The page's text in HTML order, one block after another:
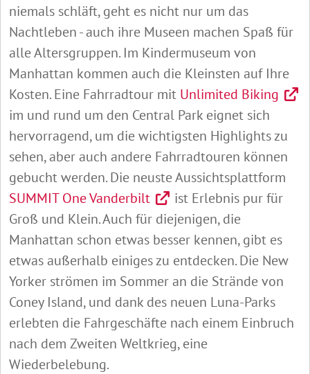
niemals schläft, geht es nicht nur um das
Nachtleben - auch ihre Museen machen Spaß für
alle Altersgruppen. Im Kindermuseum von
Manhattan kommen auch die Kleinsten auf Ihre
Kosten. Eine Fahrradtour mit Unlimited Biking
im und rund um den Central Park eignet sich
hervorragend, um die wichtigsten Highlights zu
sehen, aber auch andere Fahrradtouren können
gebucht werden. Die neuste Aussichtsplattform
SUMMIT One Vanderbilt
ist Erlebnis pur für
Groß und Klein. Auch für diejenigen, die
Manhattan schon etwas besser kennen, gibt es
etwas außerhalb einiges zu entdecken. Die New
Yorker strömen im Sommer an die Strände von
Coney Island, und dank des neuen Luna-Parks
erlebten die Fahrgeschäfte nach einem Einbruch
nach dem Zweiten Weltkrieg, eine
Wiederbelebung.